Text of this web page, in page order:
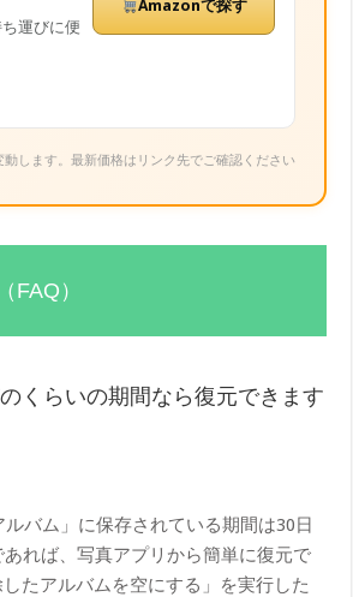
運びに便
Amazonで探す
します。最新価格はリンク先でご確認ください
FAQ）
くらいの期間なら復元できます
バム」に保存されている期間は30日
れば、写真アプリから簡単に復元で
たアルバムを空にする」を実行した